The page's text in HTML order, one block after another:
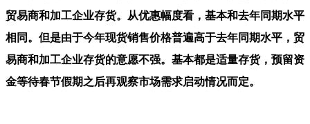
贸易商和加工企业存货。从优惠幅度看，基本和去年同期水平
相同。但是由于今年现货销售价格普遍高于去年同期水平，贸
易商和加工企业存货的意愿不强。基本都是适量存货，预留资
金等待春节假期之后再观察市场需求启动情况而定。